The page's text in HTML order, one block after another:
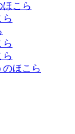
ほこら
ら
ら
ら
ほこら